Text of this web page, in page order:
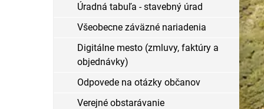
Úradná tabuľa - stavebný úrad
Všeobecne záväzné nariadenia
Digitálne mesto (zmluvy, faktúry a
objednávky)
Odpovede na otázky občanov
Verejné obstarávanie